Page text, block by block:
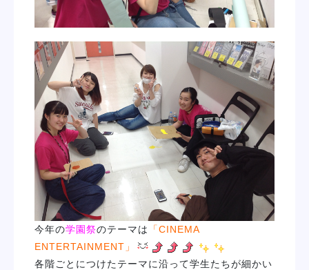
今年の学園祭のテーマは
「CINEMA
ENTERTAINMENT」
各階ごとにつけたテーマに沿って学生たちが細かい